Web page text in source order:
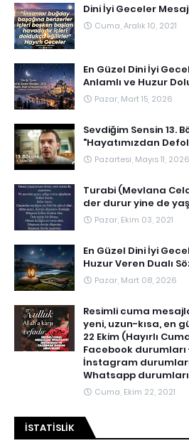
Dini İyi Geceler
Cuma, Aralık 10, 2021
En Güzel Dini İyi
Anlamlı ve Huzur
Pazar, Mart 15, 2026
Sevdiğim Sensin 13.
"Hayatımızdan
Pazartesi, Mayıs 11, 2026
Turabi (Mevlana
der durur yine de
Pazar, Ekim 03, 2021
En Güzel Dini İyi
Huzur Veren Dualı
Pazar, Mart 08, 2026
Resimli cuma
yeni, uzun-kısa, en
22 Ekim (Hayırlı
Facebook durumları
İnstagram
Whatsapp durumları
Cuma, Ekim 22, 2021
İSTATISLIK